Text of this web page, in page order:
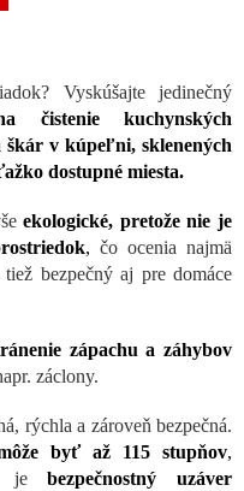
Vyskúšajte jedinečný
čistenie kuchynských
škár v kúpeľni, sklenených
dostupné miesta.
ekologické, pretože nie je
, čo ocenia najmä
bezpečný aj pre domáce
zápachu a záhybov
záclony.
rýchla a zároveň bezpečná.
byť až 115 stupňov,
jebezpečnostný uzáver